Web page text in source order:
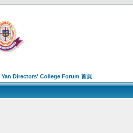
Directors' College Forum 首頁